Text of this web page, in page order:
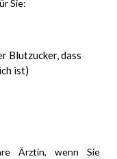
Sie:
Blutzucker, dass
ist)
Ärztin, wenn Sie